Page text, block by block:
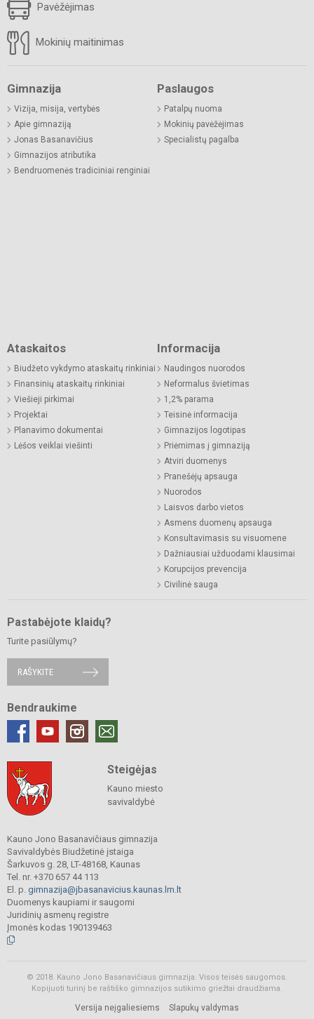
Pavėžėjimas
Mokinių maitinimas
Gimnazija
Vizija, misija, vertybės
Apie gimnaziją
Jonas Basanavičius
Gimnazijos atributika
Bendruomenės tradiciniai renginiai
Paslaugos
Patalpų nuoma
Mokinių pavėžėjimas
Specialistų pagalba
Ataskaitos
Biudžeto vykdymo ataskaitų rinkiniai
Finansinių ataskaitų rinkiniai
Viešieji pirkimai
Projektai
Planavimo dokumentai
Lėšos veiklai viešinti
Informacija
Naudingos nuorodos
Neformalus švietimas
1,2% parama
Teisinė informacija
Gimnazijos logotipas
Priėmimas į gimnaziją
Atviri duomenys
Pranešėjų apsauga
Nuorodos
Laisvos darbo vietos
Asmens duomenų apsauga
Konsultavimasis su visuomene
Dažniausiai užduodami klausimai
Korupcijos prevencija
Civilinė sauga
Pastabėjote klaidų?
Turite pasiūlymų?
RAŠYKITE
Bendraukime
Steigėjas
Kauno miesto
savivaldybė
Kauno Jono Basanavičiaus gimnazija
Savivaldybės Biudžetinė įstaiga
Šarkuvos g. 28, LT-48168, Kaunas
Tel. nr. +370 657 44 113
El. p. gimnazija@jbasanavicius.kaunas.lm.lt
Duomenys kaupiami ir saugomi
Juridinių asmenų registre
Įmonės kodas 190139463
© 2018. Kauno Jono Basanavičiaus gimnazija. Visos teisės saugomos.
Kopijuoti turinį be raštiško gimnazijos sutikimo griežtai draudžiama.
Versija neįgaliesiems Slapukų valdymas